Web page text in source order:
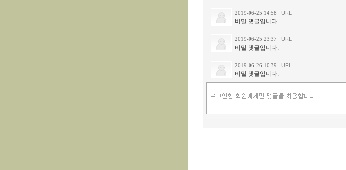
2019-06-25 14:58 URL
비밀 댓글입니다.
2019-06-25 23:37 URL
비밀 댓글입니다.
2019-06-26 10:39 URL
비밀 댓글입니다.